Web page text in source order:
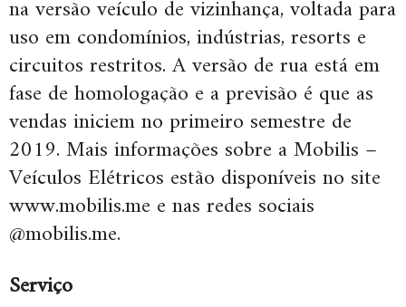
na versão veículo de vizinhança, voltada para
uso em condomínios, indústrias, resorts e
circuitos restritos. A versão de rua está em
fase de homologação e a previsão é que as
vendas iniciem no primeiro semestre de
2019. Mais informações sobre a Mobilis –
Veículos Elétricos estão disponíveis no site
www.mobilis.me e nas redes sociais
@mobilis.me.
Serviço